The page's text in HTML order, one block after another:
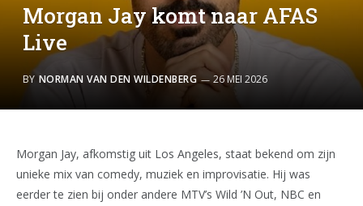
Morgan Jay komt naar AFAS
Live
BY NORMAN VAN DEN WILDENBERG 26 MEI 2026
Morgan Jay, afkomstig uit Los Angeles, staat bekend om zijn
unieke mix van comedy, muziek en improvisatie. Hij was
eerder te zien bij onder andere MTV’s Wild ’N Out, NBC en